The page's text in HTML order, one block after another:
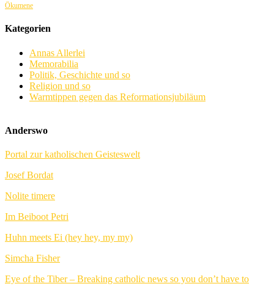
Ökumene
Kategorien
Annas Allerlei
Memorabilia
Politik, Geschichte und so
Religion und so
Warmtippen gegen das Reformationsjubiläum
Anderswo
Portal zur katholischen Geisteswelt
Josef Bordat
Nolite timere
Im Beiboot Petri
Huhn meets Ei (hey hey, my my)
Simcha Fisher
Eye of the Tiber – Breaking catholic news so you don’t have to